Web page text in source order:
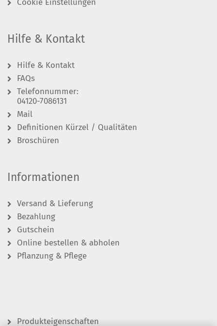
Cookie Einstellungen
Hilfe & Kontakt
Hilfe & Kontakt
FAQs
Telefonnummer:
04120-7086131
Mail
Definitionen Kürzel / Qualitäten
Broschüren
Informationen
Versand & Lieferung
Bezahlung
Gutschein
Online bestellen & abholen
Pflanzung & Pflege
Produkteigenschaften